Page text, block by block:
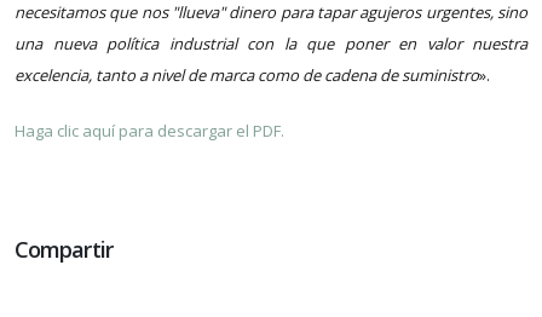
necesitamos que nos "llueva" dinero para tapar agujeros urgentes, sino
una nueva política industrial con la que poner en valor nuestra
excelencia, tanto a nivel de marca como de cadena de suministro».
Haga clic aquí para descargar el PDF.
Compartir